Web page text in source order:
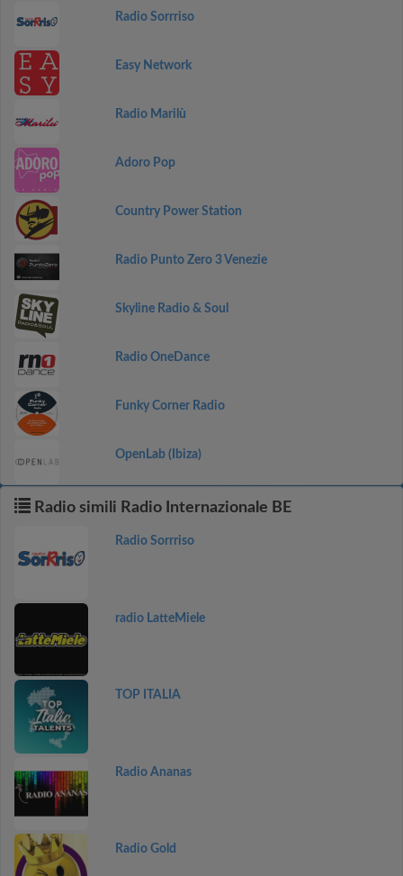
Radio Sorrriso
Easy Network
Radio Marilù
Adoro Pop
Country Power Station
Radio Punto Zero 3 Venezie
Skyline Radio & Soul
Radio OneDance
Funky Corner Radio
OpenLab (Ibiza)
Radio simili Radio Internazionale BE
Radio Sorrriso
radio LatteMiele
TOP ITALIA
Radio Ananas
Radio Gold